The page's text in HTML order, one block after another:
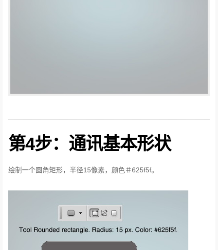
第4步：通讯基本形状
绘制一个圆角矩形，半径15像素，颜色＃625f5f。